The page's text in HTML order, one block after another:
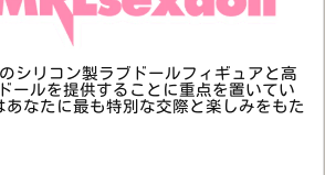
シリコン製ラブドールフィギュアと高
ールを提供することに重点を置いてい
あなたに最も特別な交際と楽しみをもた